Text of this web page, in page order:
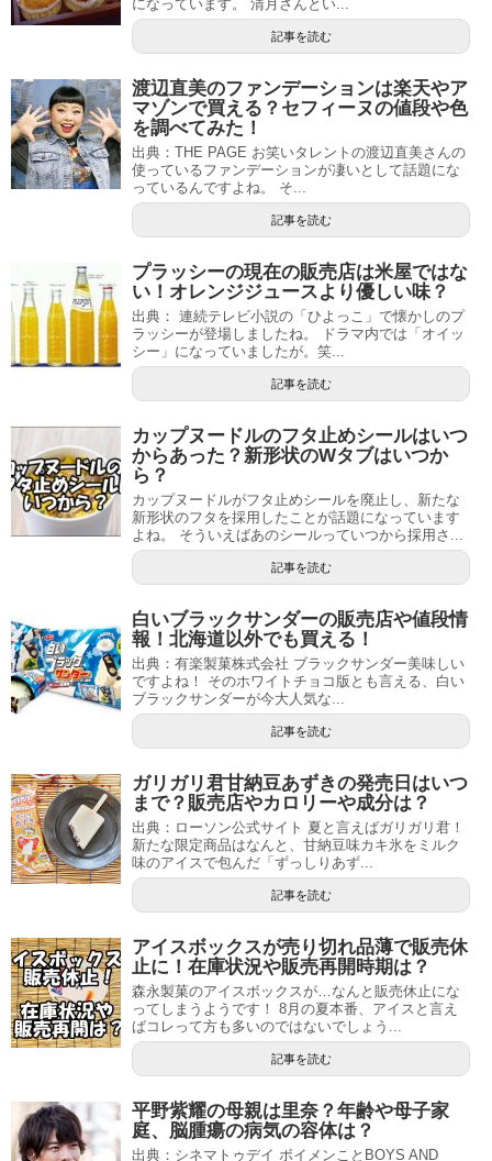
になっています。 清月さんとい...
記事を読む
渡辺直美のファンデーションは楽天やア
マゾンで買える？セフィーヌの値段や色
を調べてみた！
出典：THE PAGE お笑いタレントの渡辺直美さんの
使っているファンデーションが凄いとして話題にな
っているんですよね。 そ...
記事を読む
プラッシーの現在の販売店は米屋ではな
い！オレンジジュースより優しい味？
出典： 連続テレビ小説の「ひよっこ」で懐かしのプ
ラッシーが登場しましたね。 ドラマ内では「オイッ
シー」になっていましたが。笑...
記事を読む
カップヌードルのフタ止めシールはいつ
からあった？新形状のWタブはいつか
ら？
カップヌードルがフタ止めシールを廃止し、新たな
新形状のフタを採用したことが話題になっています
よね。 そういえばあのシールっていつから採用さ...
記事を読む
白いブラックサンダーの販売店や値段情
報！北海道以外でも買える！
出典：有楽製菓株式会社 ブラックサンダー美味しい
ですよね！ そのホワイトチョコ版とも言える、白い
ブラックサンダーが今大人気な...
記事を読む
ガリガリ君甘納豆あずきの発売日はいつ
まで？販売店やカロリーや成分は？
出典：ローソン公式サイト 夏と言えばガリガリ君！
新たな限定商品はなんと、甘納豆味カキ氷をミルク
味のアイスで包んだ「ずっしりあず...
記事を読む
アイスボックスが売り切れ品薄で販売休
止に！在庫状況や販売再開時期は？
森永製菓のアイスボックスが…なんと販売休止にな
ってしまうようです！ 8月の夏本番、アイスと言え
ばコレって方も多いのではないでしょう...
記事を読む
平野紫耀の母親は里奈？年齢や母子家
庭、脳腫瘍の病気の容体は？
出典：シネマトゥデイ ボイメンことBOYS AND